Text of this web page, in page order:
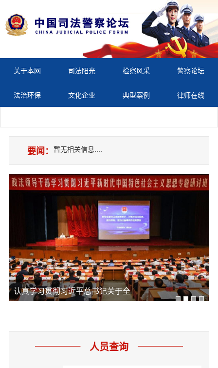
关于本网 司法阳光 检察风采 警察论坛
法治环保 文化企业 典型案例 律师在线
要闻： 暂无相关信息....
学习贯彻习近平总书记关于全
周强会
人员查询